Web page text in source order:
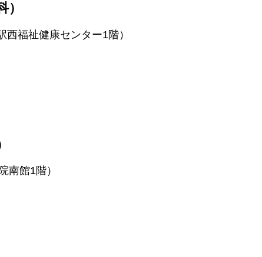
福祉健康センター1階）
南館1階）